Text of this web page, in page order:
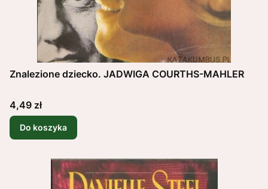
Znalezione dziecko. JADWIGA COURTHS-MAHLER
Cena
4,49 zł
Do koszyka